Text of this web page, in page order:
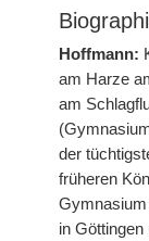
Hoffmann:
am Harze
am
der
früheren
Gymnasium
in